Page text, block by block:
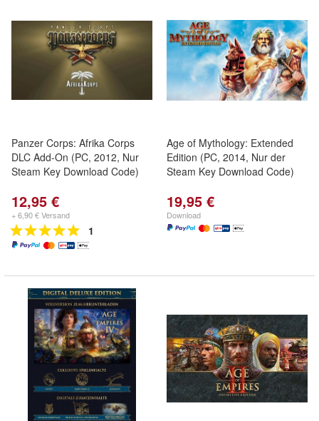
Panzer Corps: Afrika Corps
DLC Add-On (PC, 2012, Nur
Steam Key Download Code)
12,95 €
+ 6,90 € Versand
1
Age of Mythology: Extended
Edition (PC, 2014, Nur der
Steam Key Download Code)
19,95 €
Download